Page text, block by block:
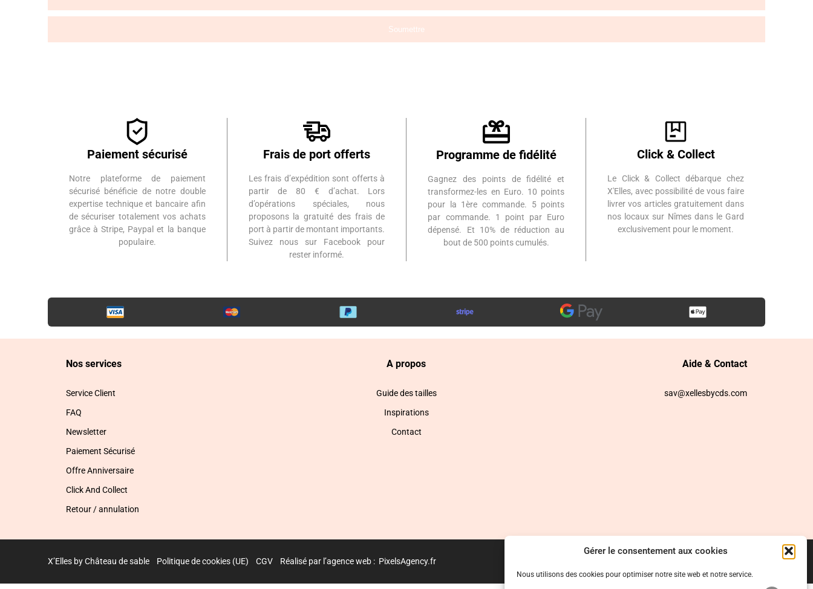
Gérer le consentement aux cookies
Nous utilisons des cookies pour optimiser notre site web et notre service.
Paiement sécurisé
Notre plateforme de paiement
sécurisé bénéficie de notre double
expertise technique et bancaire afin
de sécuriser totalement vos achats
grâce à Stripe, Paypal et la banque
populaire.
Frais de port offerts
Les frais d’expédition sont offerts à
partir de 80 € d’achat. Lors
d’opérations spéciales, nous
proposons la gratuité des frais de
port à partir de montant importants.
Suivez nous sur Facebook pour
rester informé.
Programme de fidélité
Gagnez des points de fidélité et
transformez-les en Euro. 10 points
pour la 1ère commande. 5 points
par commande. 1 point par Euro
dépensé. Et 10% de réduction au
bout de 500 points cumulés.
Click & Collect
Le Click & Collect débarque chez
X'Elles, avec possibilité de vous faire
livrer vos articles gratuitement dans
nos locaux sur Nîmes dans le Gard
exclusivement pour le moment.
Nos services
Service Client
FAQ
Newsletter
Paiement Sécurisé
Offre Anniversaire
Click And Collect
Retour / annulation
A propos
Guide des tailles
Inspirations
Contact
Aide & Contact
sav@xellesbycds.com
X’Elles by Château de sable Politique de cookies (UE) CGV Réalisé par l’agence web : PixelsAgency.fr